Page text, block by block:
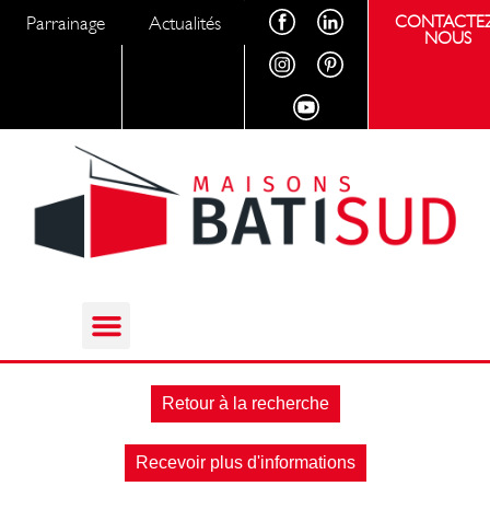
Parrainage Actualités
NOUS
Retour à la recherche
Recevoir plus d'informations